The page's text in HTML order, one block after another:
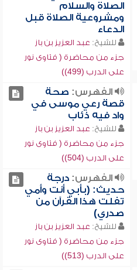
الصلاة والسلام
ومشروعية الصلاة قبل
الدعاء
للشيخ: عبد العزيز بن باز
جزء من محاضرة ( فتاوى نور
على الدرب (499))
الفهرس: صحة
قصة رعي موسى في
واد فيه ذئاب
للشيخ: عبد العزيز بن باز
جزء من محاضرة ( فتاوى نور
على الدرب (504))
الفهرس:درجة
حديث: (بأبي أنت وأمي
تفلت هذا القرآن من
صدري)
للشيخ: عبد العزيز بن باز
جزء من محاضرة ( فتاوى نور
على الدرب (513))